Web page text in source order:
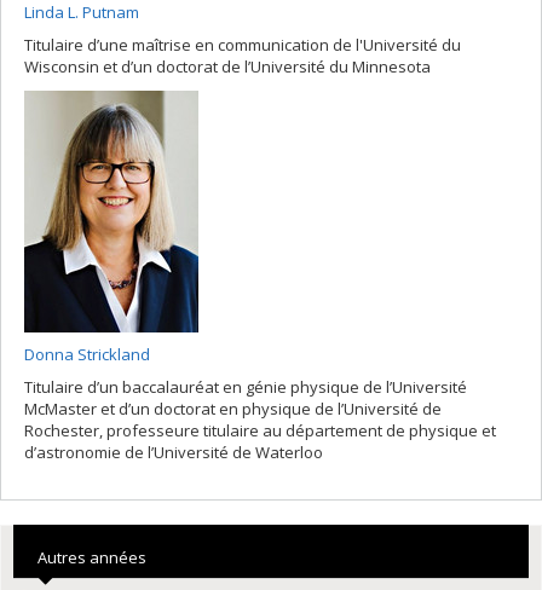
Linda L. Putnam
Titulaire d’une maîtrise en communication de l'Université du
Wisconsin et d’un doctorat de l’Université du Minnesota
Donna Strickland
Titulaire d’un baccalauréat en génie physique de l’Université
McMaster et d’un doctorat en physique de l’Université de
Rochester, professeure titulaire au département de physique et
d’astronomie de l’Université de Waterloo
Autres années